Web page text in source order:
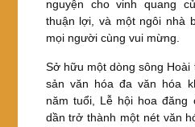
nguyện cho vinh quang
thuận lợi, và một ngôi nhà
mọi người cùng vui mừng.
Sở hữu một dòng sông
sản văn hóa đa văn hóa
năm tuổi, Lễ hội hoa đăng
dần trở thành một nét văn